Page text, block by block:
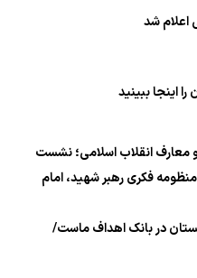
اعلام شد
اینجا ببینید
انقلاب اسلامی؛ نشست
فکری رهبر شهید، امام
در بانک اهداف ماست/